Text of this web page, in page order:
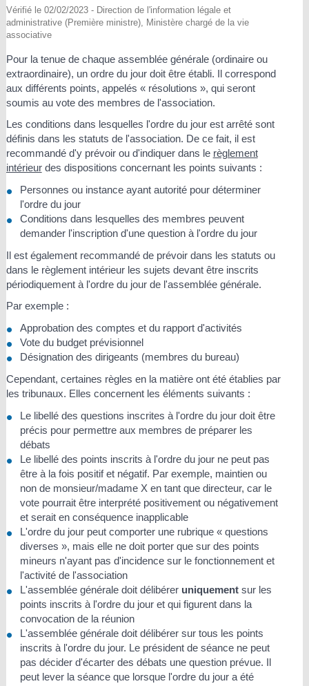
Vérifié le 02/02/2023 - Direction de l'information légale et
administrative (Première ministre), Ministère chargé de la vie
associative
Pour la tenue de chaque assemblée générale (ordinaire ou
extraordinaire), un ordre du jour doit être établi. Il correspond
aux différents points, appelés « résolutions », qui seront
soumis au vote des membres de l'association.
Les conditions dans lesquelles l'ordre du jour est arrêté sont
définis dans les statuts de l'association. De ce fait, il est
recommandé d'y prévoir ou d'indiquer dans le règlement
intérieurdes dispositions concernant les points suivants :
Personnes ou instance ayant autorité pour déterminer
l'ordre du jour
Conditions dans lesquelles des membres peuvent
demander l'inscription d'une question à l'ordre du jour
Il est également recommandé de prévoir dans les statuts ou
dans le règlement intérieur les sujets devant être inscrits
périodiquement à l'ordre du jour de l'assemblée générale.
Par exemple :
Approbation des comptes et du rapport d'activités
Vote du budget prévisionnel
Désignation des dirigeants (membres du bureau)
Cependant, certaines règles en la matière ont été établies par
les tribunaux. Elles concernent les éléments suivants :
Le libellé des questions inscrites à l'ordre du jour doit être
précis pour permettre aux membres de préparer les
débats
Le libellé des points inscrits à l'ordre du jour ne peut pas
être à la fois positif et négatif. Par exemple, maintien ou
non de monsieur/madame X en tant que directeur, car le
vote pourrait être interprété positivement ou négativement
et serait en conséquence inapplicable
L'ordre du jour peut comporter une rubrique « questions
diverses », mais elle ne doit porter que sur des points
mineurs n'ayant pas d'incidence sur le fonctionnement et
l'activité de l'association
L'assemblée générale doit délibérer uniquementsur les
points inscrits à l'ordre du jour et qui figurent dans la
convocation de la réunion
L'assemblée générale doit délibérer sur tous les points
inscrits à l'ordre du jour. Le président de séance ne peut
pas décider d'écarter des débats une question prévue. Il
peut lever la séance que lorsque l'ordre du jour a été